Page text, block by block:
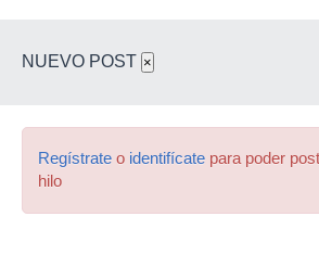
NUEVO POST ×
Regístrate o identifícate para poder
hilo